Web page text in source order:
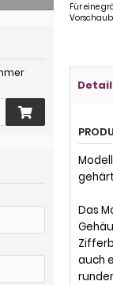
Für eine
Das
auch